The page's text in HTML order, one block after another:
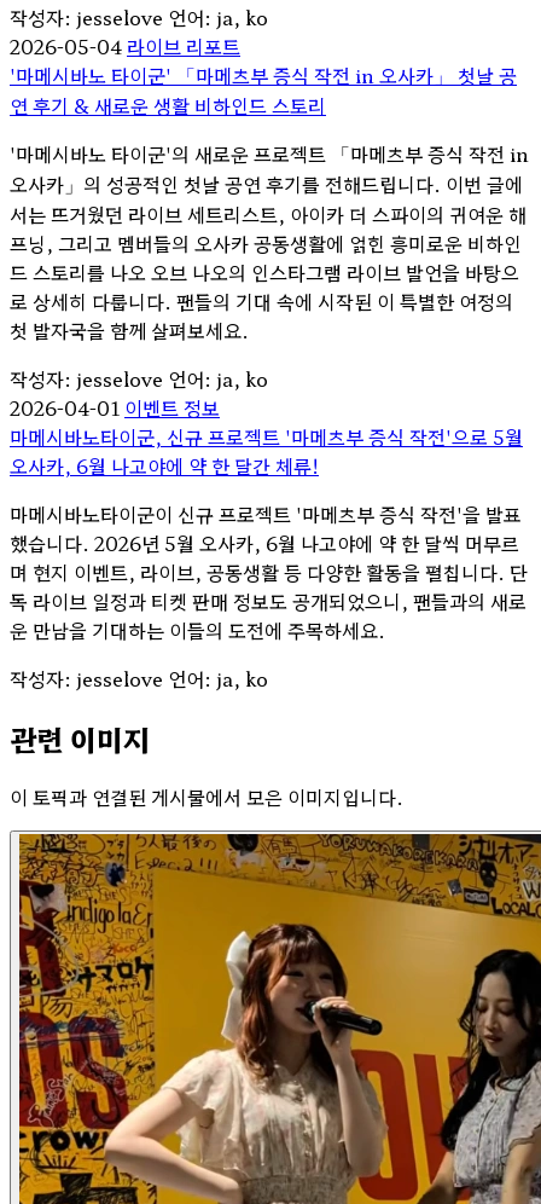
작성자: jesselove 언어: ja, ko
2026-05-04 라이브 리포트
'마메시바노 타이군' 「마메츠부 증식 작전 in 오사카」 첫날 공
연 후기 & 새로운 생활 비하인드 스토리
'마메시바노 타이군'의 새로운 프로젝트 「마메츠부 증식 작전 in
오사카」의 성공적인 첫날 공연 후기를 전해드립니다. 이번 글에
서는 뜨거웠던 라이브 세트리스트, 아이카 더 스파이의 귀여운 해
프닝, 그리고 멤버들의 오사카 공동생활에 얽힌 흥미로운 비하인
드 스토리를 나오 오브 나오의 인스타그램 라이브 발언을 바탕으
로 상세히 다룹니다. 팬들의 기대 속에 시작된 이 특별한 여정의
첫 발자국을 함께 살펴보세요.
작성자: jesselove 언어: ja, ko
2026-04-01 이벤트 정보
마메시바노타이군, 신규 프로젝트 '마메츠부 증식 작전'으로 5월
오사카, 6월 나고야에 약 한 달간 체류!
마메시바노타이군이 신규 프로젝트 '마메츠부 증식 작전'을 발표
했습니다. 2026년 5월 오사카, 6월 나고야에 약 한 달씩 머무르
며 현지 이벤트, 라이브, 공동생활 등 다양한 활동을 펼칩니다. 단
독 라이브 일정과 티켓 판매 정보도 공개되었으니, 팬들과의 새로
운 만남을 기대하는 이들의 도전에 주목하세요.
작성자: jesselove 언어: ja, ko
관련 이미지
이 토픽과 연결된 게시물에서 모은 이미지입니다.